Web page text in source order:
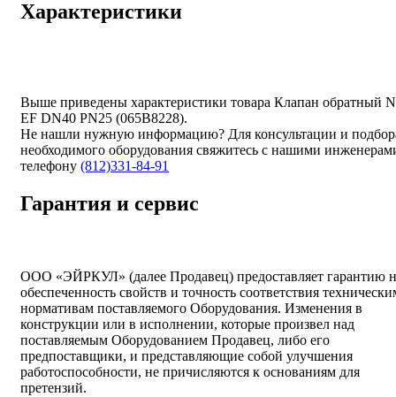
Характеристики
Выше приведены характеристики товара Клапан обратный
EF DN40 PN25 (065B8228).
Не нашли нужную информацию? Для консультации и
необходимого оборудования свяжитесь с нашими
телефону (812)331-84-91
Гарантия и сервис
ООО «ЭЙРКУЛ» (далее Продавец) предоставляет гарантию
обеспеченность свойств и точность соответствия
нормативам поставляемого Оборудования. Изменения в
конструкции или в исполнении, которые произвел над
поставляемым Оборудованием Продавец, либо его
предпоставщики, и представляющие собой улучшения
работоспособности, не причисляются к основаниям для
претензий.